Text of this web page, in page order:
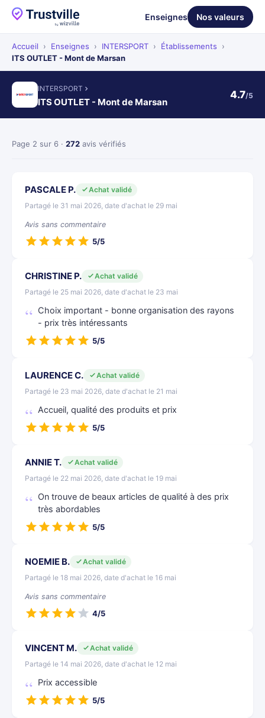
Enseignes Nos valeurs
Accueil › Enseignes › INTERSPORT › Établissements
›
ITS OUTLET - Mont de Marsan
INTERSPORT
ITS OUTLET - Mont de Marsan
4.7/5
Page 2 sur 6 · 272 avis vérifiés
PASCALE P.
Achat validé
Partagé le 31 mai 2026, date d'achat le 29 mai
Avis sans commentaire
5/5
CHRISTINE P.
Achat validé
Partagé le 25 mai 2026, date d'achat le 23 mai
Choix important - bonne organisation des rayons
- prix très intéressants
5/5
LAURENCE C.
Achat validé
Partagé le 23 mai 2026, date d'achat le 21 mai
Accueil, qualité des produits et prix
5/5
ANNIE T.
Achat validé
Partagé le 22 mai 2026, date d'achat le 19 mai
On trouve de beaux articles de qualité à des prix
très abordables
5/5
NOEMIE B.
Achat validé
Partagé le 18 mai 2026, date d'achat le 16 mai
Avis sans commentaire
4/5
VINCENT M.
Achat validé
Partagé le 14 mai 2026, date d'achat le 12 mai
Prix accessible
5/5